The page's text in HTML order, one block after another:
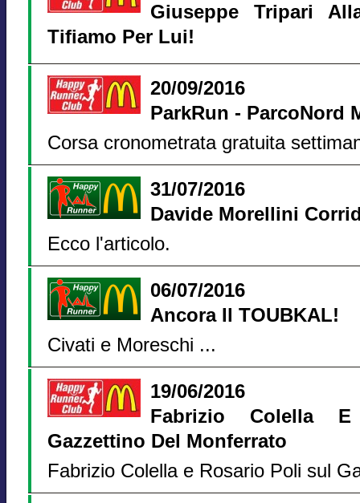
Giuseppe Tripari
Tifiamo Per Lui!
20/09/2016
ParkRun - ParcoNord
Corsa cronometrata gratuita
31/07/2016
Davide Morellini
Ecco l'articolo.
06/07/2016
Ancora Il TOUBKAL!
Civati e Moreschi ...
19/06/2016
Fabrizio Colella
Gazzettino Del Monferrato
Fabrizio Colella e Rosario Poli sul